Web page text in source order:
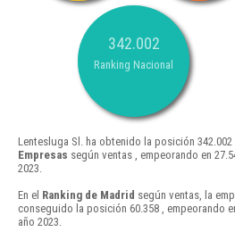
342.002
Ranking Nacional
Lentesluga Sl. ha obtenido la posición 342.002
Empresas según ventas , empeorando en
2023.
En el Ranking de Madrid según ventas, la
conseguido la posición 60.358 , empeorando
año 2023.